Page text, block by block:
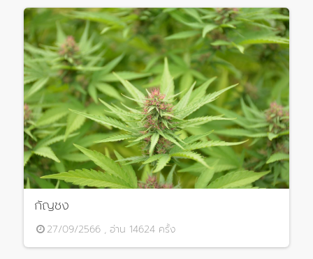
กัญชง
27/09/2566 , อ่าน 14624 ครั้ง